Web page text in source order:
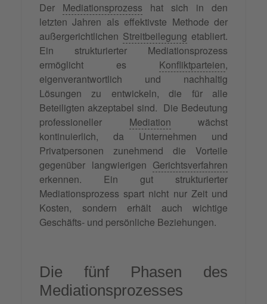
Der Mediationsprozess hat sich in den
letzten Jahren als effektivste Methode der
außergerichtlichen Streitbeilegung etabliert.
Ein strukturierter Mediationsprozess
ermöglicht es Konfliktparteien,
eigenverantwortlich und nachhaltig
Lösungen zu entwickeln, die für alle
Beteiligten akzeptabel sind. Die Bedeutung
professioneller Mediation wächst
kontinuierlich, da Unternehmen und
Privatpersonen zunehmend die Vorteile
gegenüber langwierigen Gerichtsverfahren
erkennen. Ein gut strukturierter
Mediationsprozess spart nicht nur Zeit und
Kosten, sondern erhält auch wichtige
Geschäfts- und persönliche Beziehungen.
Die fünf Phasen des
Mediationsprozesses